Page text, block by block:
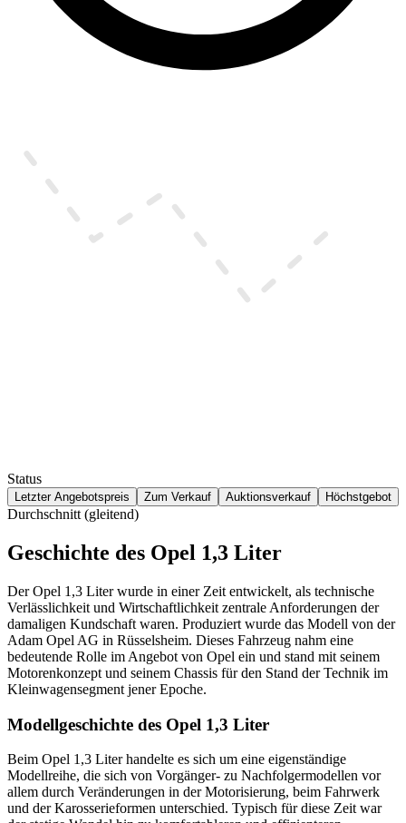
Status
Letzter Angebotspreis Zum Verkauf Auktionsverkauf Höchstgebot
Durchschnitt (gleitend)
Geschichte des Opel 1,3 Liter
Der Opel 1,3 Liter wurde in einer Zeit entwickelt, als technische
Verlässlichkeit und Wirtschaftlichkeit zentrale Anforderungen der
damaligen Kundschaft waren. Produziert wurde das Modell von der
Adam Opel AG in Rüsselsheim. Dieses Fahrzeug nahm eine
bedeutende Rolle im Angebot von Opel ein und stand mit seinem
Motorenkonzept und seinem Chassis für den Stand der Technik im
Kleinwagensegment jener Epoche.
Modellgeschichte des Opel 1,3 Liter
Beim Opel 1,3 Liter handelte es sich um eine eigenständige
Modellreihe, die sich von Vorgänger- zu Nachfolgermodellen vor
allem durch Veränderungen in der Motorisierung, beim Fahrwerk
und der Karosserieformen unterschied. Typisch für diese Zeit war